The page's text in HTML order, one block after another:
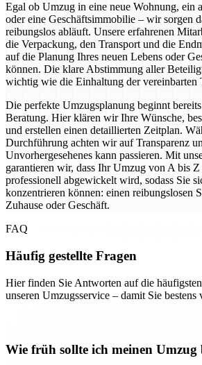
Egal ob Umzug in eine neue Wohnung, ein
oder eine Geschäftsimmobilie – wir sorgen
reibungslos abläuft. Unsere erfahrenen
die Verpackung, den Transport und die
auf die Planung Ihres neuen Lebens oder
können. Die klare Abstimmung aller
wichtig wie die Einhaltung der vereinbarten
Die perfekte Umzugsplanung beginnt
Beratung. Hier klären wir Ihre Wünsche,
und erstellen einen detaillierten Zeitplan.
Durchführung achten wir auf Transparenz
Unvorhergesehenes kann passieren. Mit
garantieren wir, dass Ihr Umzug von A bis
professionell abgewickelt wird, sodass Sie
konzentrieren können: einen reibungslosen
Zuhause oder Geschäft.
FAQ
Häufig gestellte Fragen
Hier finden Sie Antworten auf die
unseren Umzugsservice – damit Sie bestens
Wie früh sollte ich meinen Umzug